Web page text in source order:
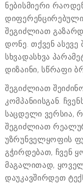
ნებისმიერი
შეგიძლიათ
დონე. თქვენ
სხვადასხვა
დიზაინი, სწრაფი
შეგიძლიათ
კომპანიისგან.
საცდელი ვერსია,
შეგიძლიათ
უზრუნველყოფის
გჭირდებათ, ჩვენ
მაგალითად,
დაუკავშირდეთ